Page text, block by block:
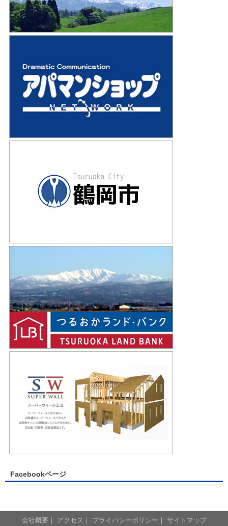
Facebookページ
会社概要｜ アクセス ｜ プライバシーポリシー ｜ サイトマップ